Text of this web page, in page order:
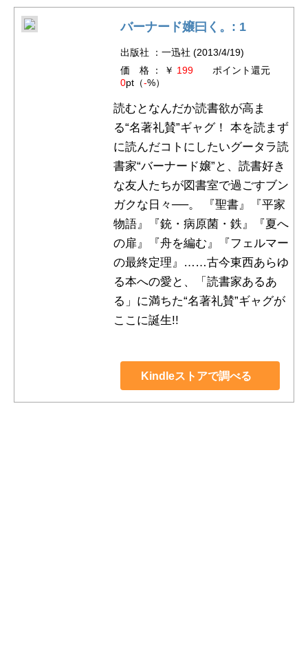
バーナード嬢曰く。: 1
出版社 ：一迅社 (2013/4/19)
価 格 ： ￥ 199ポイント還元
0pt（-%）
読むとなんだか読書欲が高ま
る“名著礼賛”ギャグ！ 本を読まず
に読んだコトにしたいグータラ読
書家“バーナード嬢”と、読書好き
な友人たちが図書室で過ごすブン
ガクな日々──。 『聖書』『平家
物語』『銃・病原菌・鉄』『夏へ
の扉』『舟を編む』『フェルマー
の最終定理』……古今東西あらゆ
る本への愛と、「読書家あるあ
る」に満ちた“名著礼賛”ギャグが
ここに誕生!!
Kindleストアで調べる